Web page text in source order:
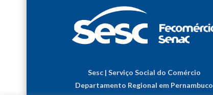
Sesc | Serviço Social do Comércio
Departamento Regional em Pernambuco